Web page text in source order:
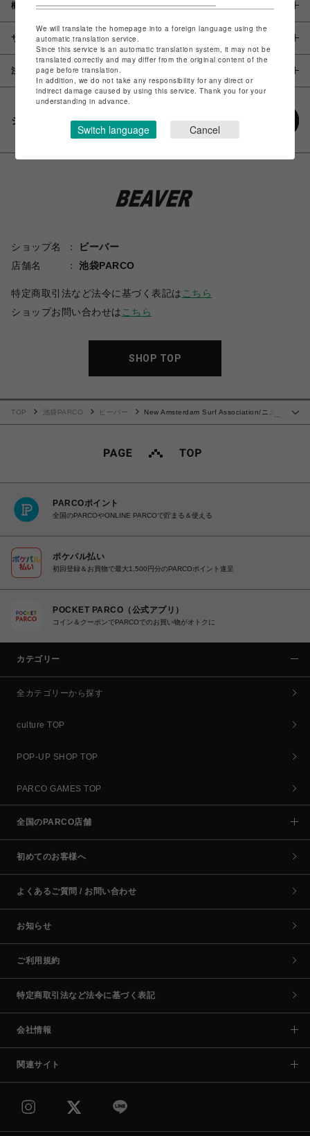
概要
サイズ
注意事項
シェアする
ショップ名
ビーバー
店舗名
池袋PARCO
特定商取引法など法令に基づく表記は こちら
ショップお問い合わせは こちら
SHOP TOP
TOP 池袋PARCO ビーバー
New Amsterdam Surf Association/ニュ
PARCOポイント
全国のPARCOやONLINE PARCOで貯まる＆使える
ポケパル払い
初回登録＆お買物で最大1,500円分のPARCOポイント進呈
POCKET PARCO（公式アプリ）
コイン＆クーポンでPARCOでのお買い物がオトクに
カテゴリー
全カテゴリーから探す
culture TOP
POP-UP SHOP TOP
PARCO GAMES TOP
全国のPARCO店舗
初めてのお客様へ
よくあるご質問 / お問い合わせ
お知らせ
ご利用規約
特定商取引法など法令に基づく表記
会社情報
関連サイト
We will translate the homepage into a foreign language using the
automatic translation service.
Since this service is an automatic translation system, it may not be
translated correctly and may differ from the original content of the
page before translation.
In addition, we do not take any responsibility for any direct or
indirect damage caused by using this service. Thank you for your
understanding in advance.
Switch language Cancel